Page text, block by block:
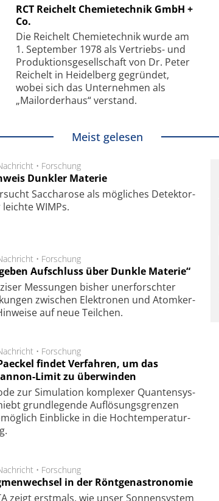
RCT Reichelt Chemietechnik GmbH +
Co.
Die Reichelt Chemietechnik wurde am
1. September 1978 als Vertriebs- und
Produktionsgesellschaft von Dr. Peter
Reichelt in Heidelberg gegründet,
wobei sich das Unternehmen als
„Mailorderhaus“ verstand.
SmarAct GmbH
kleinstem Raum
Meist gelesen
• Forschung
Dunkler Materie
Saccha­ro­se als mög­li­ches De­tek­tor­
WIMPs.
• Forschung
Aufschluss über Dunkle Materie“
Mes­sung­en bis­her un­er­for­schter
zwi­schen Elek­tro­nen und Atom­ker­
auf neue Teil­chen.
• Forschung
findet Verfahren, um das
Limit zu überwinden
zur Simu­la­tion kom­ple­xer Quan­ten­sys­
grund­le­gen­de Auf­lösungs­gren­zen
Ein­blicke in die Hoch­tempe­ra­tur­
• Forschung
in der Röntgenastronomie
zeigt erst­mals, wie unser Son­nen­sys­tem